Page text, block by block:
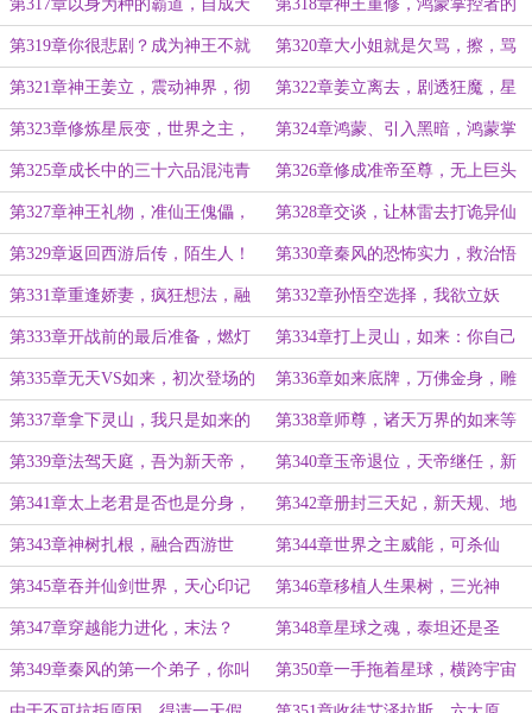
第317章以身为种的霸道，自成天
地，无视规则
第318章神王重修，鸿蒙掌控者的
谈话，温室花朵
第319章你很悲剧？成为神王不就
好了吗？不就解决了吗？
第320章大小姐就是欠骂，擦，骂
成神王了！！
第321章神王姜立，震动神界，彻
底绝望的周显
第322章姜立离去，剧透狂魔，星
辰变
第323章修炼星辰变，世界之主，
扎根鸿蒙空间
第324章鸿蒙、引入黑暗，鸿蒙掌
控者病了！
第325章成长中的三十六品混沌青
莲？修成五大秘境
第326章修成准帝至尊，无上巨头
仙王姜澜，天地第一王
第327章神王礼物，准仙王傀儡，
姜澜界，盘龙男主林雷
第328章交谈，让林雷去打诡异仙
帝！始祖黑血
第329章返回西游后传，陌生人！
俺老孙不认识你！
第330章秦风的恐怖实力，救治悟
空，无天师尊
第331章重逢娇妻，疯狂想法，融
合西游后传世界
第332章孙悟空选择，我欲立妖
界，悟空拜师无天
第333章开战前的最后准备，燃灯
上古佛圆寂
第334章打上灵山，如来：你自己
走，还是我送你走！
第335章无天VS如来，初次登场的
真仙傀儡
第336章如来底牌，万佛金身，雕
虫小技，也敢班门弄斧
第337章拿下灵山，我只是如来的
万界分身而已！
第338章师尊，诸天万界的如来等
着你去搞！无天？？
第339章法驾天庭，吾为新天帝，
尔等为何不跪？
第340章玉帝退位，天帝继任，新
至尊
第341章太上老君是否也是分身，
天后柳神的惊艳出场
第342章册封三天妃，新天规、地
仙界、地府归顺
第343章神树扎根，融合西游世
界，三界巨变
第344章世界之主威能，可杀仙
王，生死簿
第345章吞并仙剑世界，天心印记
诞生，柳神版不死神药
第346章移植人生果树，三光神
水，前往新世界
第347章穿越能力进化，末法？
不，是绝灵时代
第348章星球之魂，泰坦还是圣
灵？新的蜕变之术
第349章秦风的第一个弟子，你叫 第350章一手拖着星球，横跨宇宙